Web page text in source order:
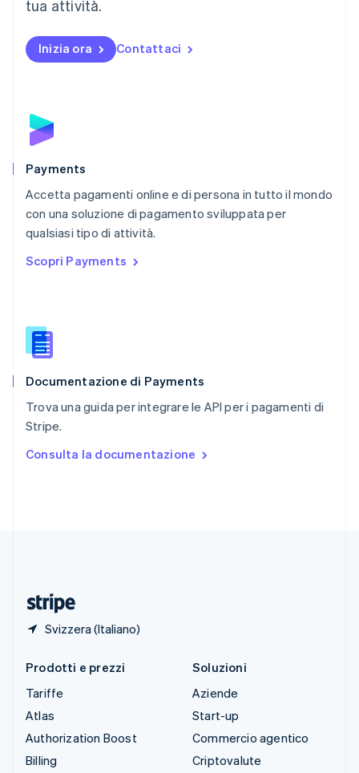
tua attività.
Inizia ora Contattaci
Payments
Accetta pagamenti online e di persona in tutto il mondo
con una soluzione di pagamento sviluppata per
qualsiasi tipo di attività.
Scopri Payments
Documentazione di Payments
Trova una guida per integrare le API per i pagamenti di
Stripe.
Consulta la documentazione
Svizzera (Italiano)
EspañolEnglish
English
Nuova Zelanda
Polonia
English
Português
English简体中文
Regno Unito
English
English
English
Slovacchia
Slovenia
Spagna
Español
English Español简体中文
Prodotti e prezzi
Tariffe
Atlas
Authorization Boost
Billing
Soluzioni
Aziende
Start-up
Commercio agentico
Criptovalute